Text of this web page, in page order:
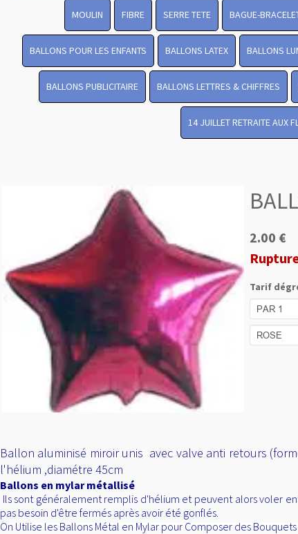
MOULIN FIBRE SERRE TETE BAGUE-
BALLONS POUR LES ENFANTS BALLONS LATEX BALLONS
BALLONS PUBLICITAIRE BALLONS LETTRES & CHIFFRES
14 JUILLET RETRAITE AUX
2.00 €
Tarif
Ballon aluminisé miroir unis avec valve anti retours
l'hélium ,diamétre 45cm
Ballons en mylar métallisé
Ils sont généralement remplis d'hélium et peuvent alors voler
pas besoin d'être fermés après avoir été gonflés.
On Utilise les Ballons Métal en Mylar pour Composer des